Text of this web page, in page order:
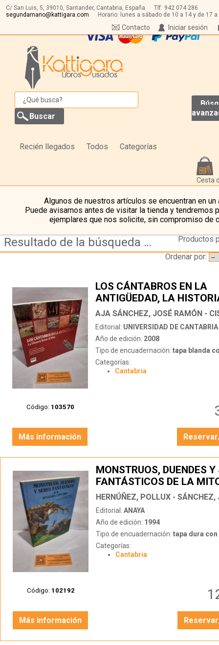
C/ San Luis, 5, 39010, Santander, Cantabria, España Tlf: 942 074 286
segundamano@kattigara.com
Horario: lunes a sábado de 10 a 14 y de 17 a
Iniciar sesión
Contacto
Recién llegados Todos Categorías
Cesta
Algunos de nuestros artículos se encuentran en un
Puede avisarnos antes de visitar la tienda y tendremos
ejemplares que nos solicite, sin compromiso de
Resultado de la búsqueda de autor sanchez jose ramon
Productos
Ordenar por:
Código: 103570
LOS CÁNTABROS EN LA
ANTIGÜEDAD, LA
FRENTE AL MITO
Editorial: UNIVERSIDAD DE CANTABRIA
Año de edición: 2008
Tipo de encuadernación: tapa blanda
Categorías:
Cantabria
Más información
Código: 102192
MONSTRUOS, DUENDES Y
FANTÁSTICOS DE LA
CÁNTABRA
Editorial: ANAYA
Año de edición: 1994
Tipo de encuadernación: tapa dura con
Categorías:
Cantabria
Más información